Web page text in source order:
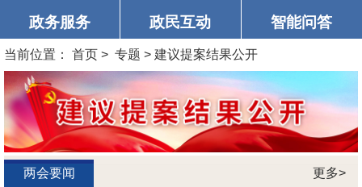
政务服务
政民互动 智能问答
当前位置： 首页 > 专题 > 建议提案结果公开
两会要闻 更多>